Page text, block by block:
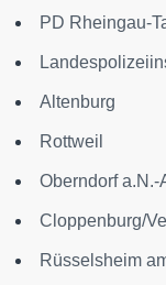
PD Rheingau-
Altenburg
Rottweil
Oberndorf a.N.-
Cloppenburg/
Rüsselsheim